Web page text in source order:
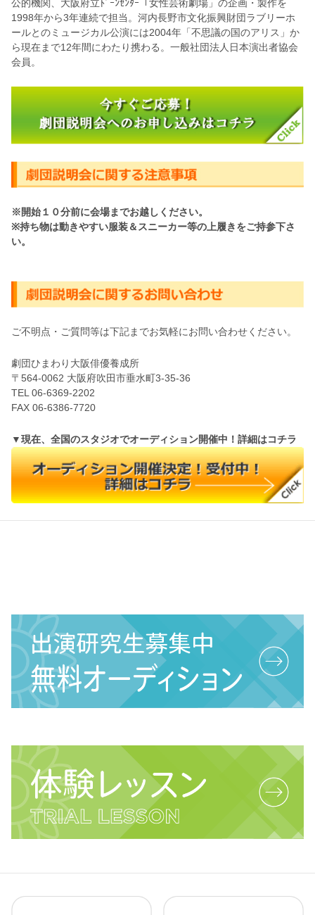
公的機関、大阪府立ﾄﾞｰﾝｾﾝﾀｰ「女性芸術劇場」の企画・製作を
1998年から3年連続で担当。河内長野市文化振興財団ラブリーホ
ールとのミュージカル公演には2004年「不思議の国のアリス」か
ら現在まで12年間にわたり携わる。一般社団法人日本演出者協会
会員。
※開始１０分前に会場までお越しください。
※持ち物は動きやすい服装＆スニーカー等の上履きをご持参下さ
い。
ご不明点・ご質問等は下記までお気軽にお問い合わせください。
劇団ひまわり大阪俳優養成所
〒564-0062 大阪府吹田市垂水町3-35-36
TEL 06-6369-2202
FAX 06-6386-7720
▼現在、全国のスタジオでオーディション開催中！詳細はコチラ